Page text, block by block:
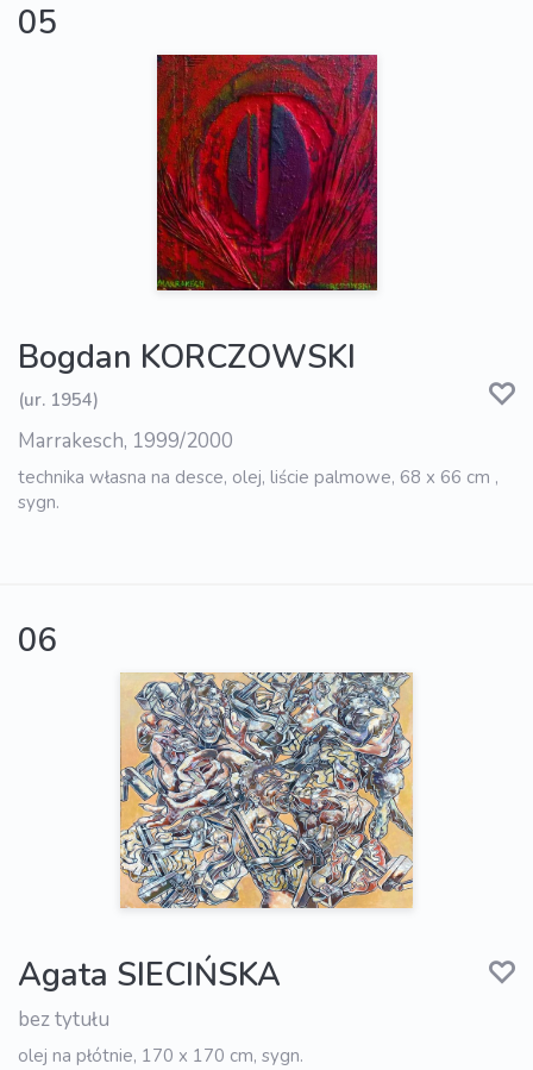
05
Bogdan KORCZOWSKI
(ur. 1954)
Marrakesch, 1999/2000
technika własna na desce, olej, liście palmowe, 68 x 66 cm ,
sygn.
06
Agata SIECIŃSKA
bez tytułu
olej na płótnie, 170 x 170 cm, sygn.